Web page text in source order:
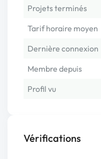
Projets terminés
Tarif horaire moyen
Dernière connexion
Membre depuis
Profil vu
Vérifications